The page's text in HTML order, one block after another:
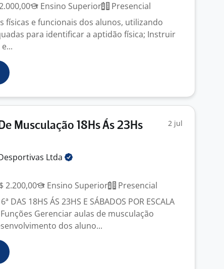
Ensino Superior
Presencial
físicas e funcionais dos alunos, utilizando
para identificar a aptidão física; Instruir
Musculação 18Hs Ás 23Hs
2 jul
Ltda
2.200,00
Ensino Superior
Presencial
DAS 18HS ÁS 23HS E SÁBADOS POR ESCALA
Funções Gerenciar aulas de musculação
dos aluno...